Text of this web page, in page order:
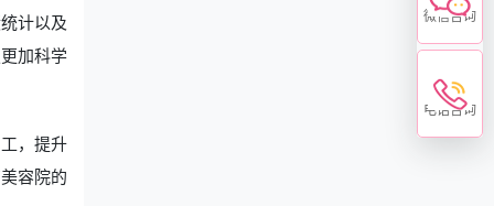
计以及
加科学
，提升
容院的
微信咨询
电话咨询